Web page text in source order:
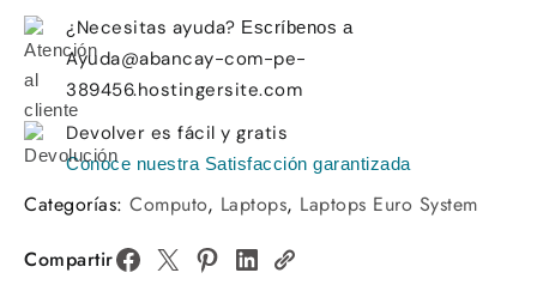
GB.
cantidad
¿Necesitas ayuda? Escríbenos a
Ayuda@abancay-com-pe-
389456.hostingersite.com
Devolver es fácil y gratis
Conoce nuestra Satisfacción garantizada
Categorías: Computo, Laptops, Laptops Euro System
Compartir